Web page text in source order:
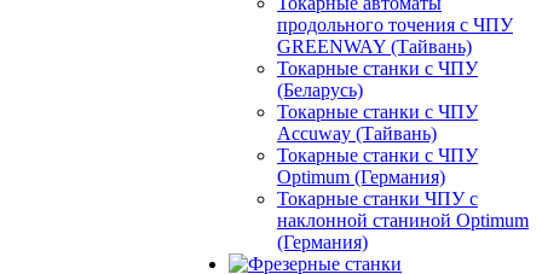
продольного точения с ЧПУ
GREENWAY (Тайвань)
Токарные станки с ЧПУ
(Беларусь)
Токарные станки с ЧПУ
Accuway (Тайвань)
Токарные станки с ЧПУ
Optimum (Германия)
Токарные станки ЧПУ с
наклонной станиной Optimum
(Германия)